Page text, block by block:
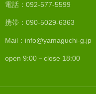
電話：092-577-5599
携帯：090-5029-6363
Mail：info@yamaguchi-g.jp
open 9:00－close 18:00